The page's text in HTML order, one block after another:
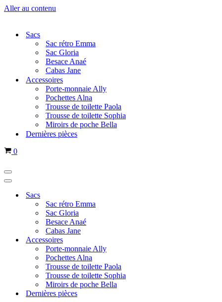
Aller au contenu
Sacs
Sac rétro Emma
Sac Gloria
Besace Anaé
Cabas Jane
Accessoires
Porte-monnaie Ally
Pochettes Alna
Trousse de toilette Paola
Trousse de toilette Sophia
Miroirs de poche Bella
Dernières pièces
Panier
0
Menu
de
Menu
navigation
Sacs
Sac rétro Emma
Sac Gloria
Besace Anaé
Cabas Jane
Accessoires
Porte-monnaie Ally
Pochettes Alna
Trousse de toilette Paola
Trousse de toilette Sophia
Miroirs de poche Bella
Dernières pièces